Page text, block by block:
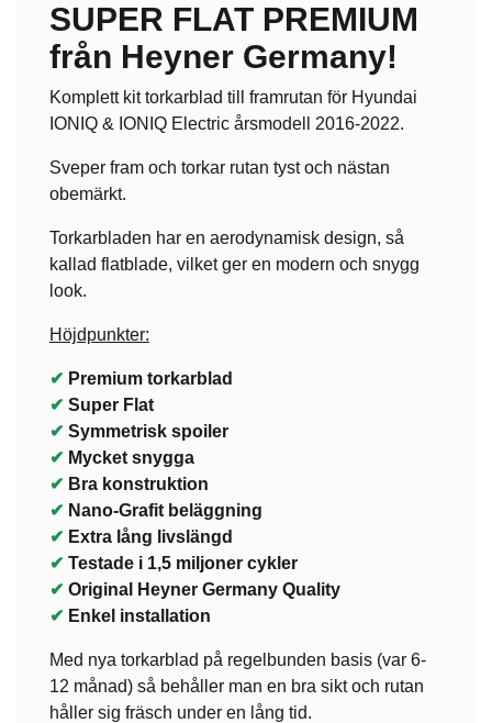
SUPER FLAT PREMIUM
från Heyner Germany!
Komplett kit torkarblad till framrutan för Hyundai
IONIQ & IONIQ Electric årsmodell 2016-2022.
Sveper fram och torkar rutan tyst och nästan
obemärkt.
Torkarbladen har en aerodynamisk design, så
kallad flatblade, vilket ger en modern och snygg
look.
Höjdpunkter:
✔ Premium torkarblad
✔ Super Flat
✔ Symmetrisk spoiler
✔ Mycket snygga
✔ Bra konstruktion
✔ Nano-Grafit beläggning
✔ Extra lång livslängd
✔ Testade i 1,5 miljoner cykler
✔ Original Heyner Germany Quality
✔ Enkel installation
Med nya torkarblad på regelbunden basis (var 6-
12 månad) så behåller man en bra sikt och rutan
håller sig fräsch under en lång tid.